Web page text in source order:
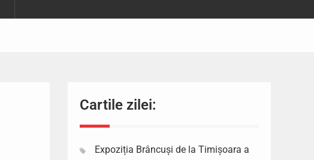
Cartile zilei:
Expoziția Brâncuși de la Timișoara a